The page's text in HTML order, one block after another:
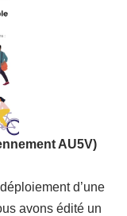
AU5V)
d’une
avons édité un